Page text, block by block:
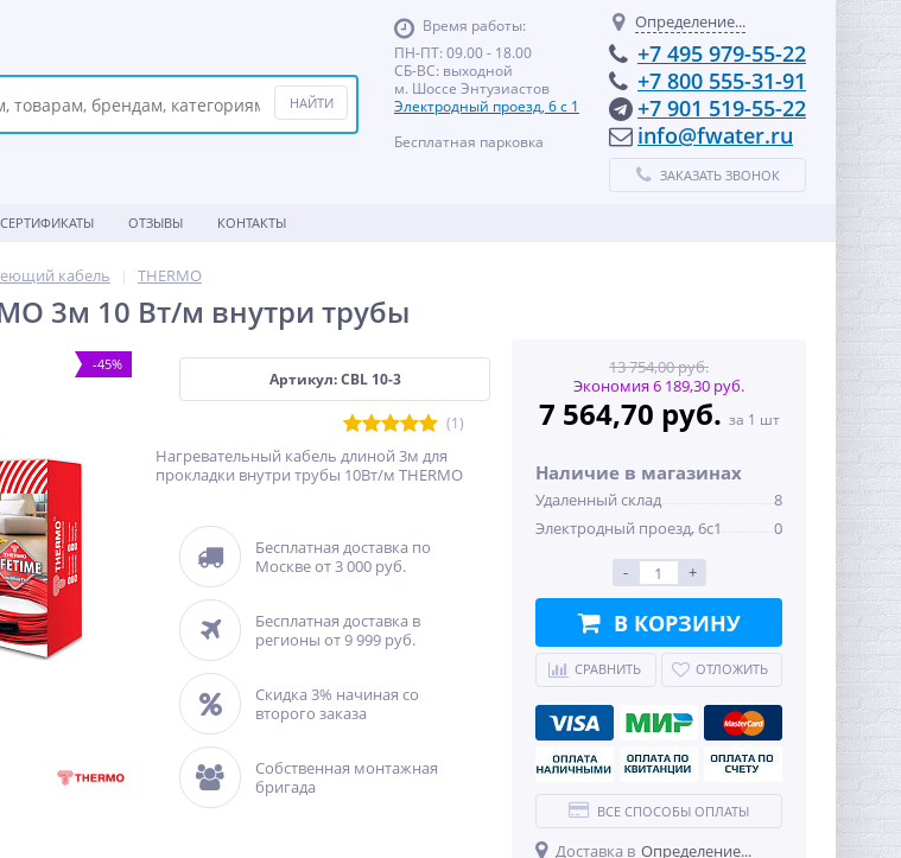
Время работы:
ПН-ПТ: 09.00 - 18.00
СБ-ВС: выходной
м. Шоссе Энтузиастов
Электродный проезд, 6 с 1
Бесплатная парковка
Определение...
+7 495 979-55-22
+7 800 555-31-91
+7 901 519-55-22
info@fwater.ru
ЗАКАЗАТЬ ЗВОНОК
СЕРТИФИКАТЫ ОТЗЫВЫ КОНТАКТЫ
кабель THERMO
3м 10 Вт/м внутри трубы
-45%
Артикул: CBL 10-3
(1)
Нагревательный кабель длиной 3м для
прокладки внутри трубы 10Вт/м THERMO
Бесплатная доставка по
Москве от 3 000 руб.
Бесплатная доставка в
регионы от 9 999 руб.
Скидка 3% начиная со
второго заказа
Собственная монтажная
бригада
13 754,00 руб.
Экономия 6 189,30 руб.
7 564,70 руб. за 1 шт
Наличие в магазинах
Удаленный склад
8
Электродный проезд, 6с1
0
- +
В КОРЗИНУ
СРАВНИТЬ ОТЛОЖИТЬ
ВСЕ СПОСОБЫ ОПЛАТЫ
Доставка в Определение...